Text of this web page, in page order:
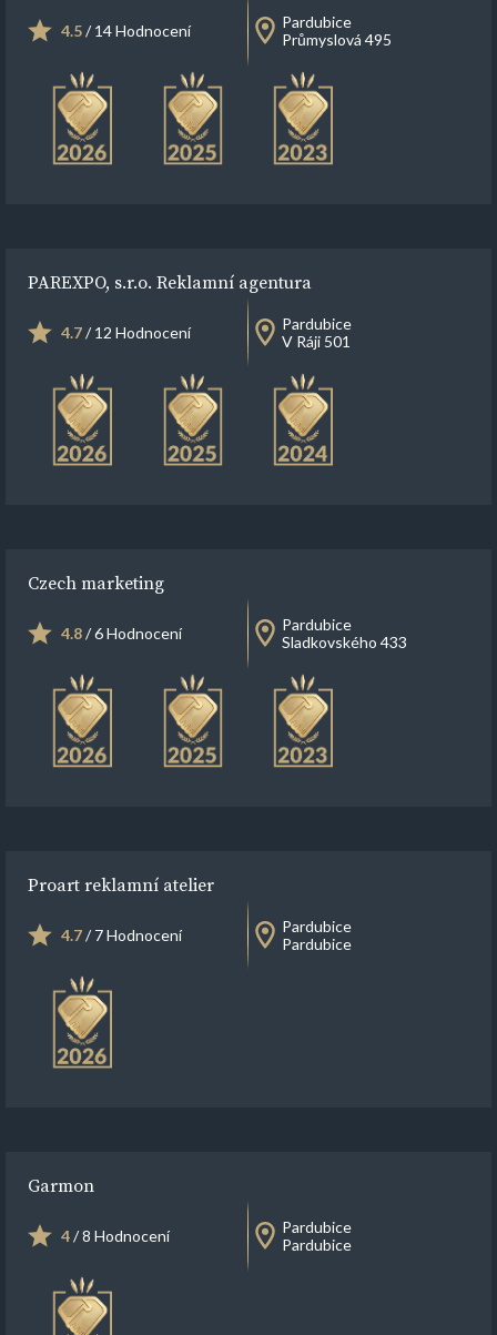
4.5/ 14 Hodnocení
Pardubice
Průmyslová 495
PAREXPO, s.r.o. Reklamní agentura
4.7/ 12 Hodnocení
Pardubice
V Ráji 501
Czech marketing
4.8/ 6 Hodnocení
Pardubice
Sladkovského 433
Proart reklamní atelier
4.7/ 7 Hodnocení
Pardubice
Pardubice
Garmon
4/ 8 Hodnocení
Pardubice
Pardubice